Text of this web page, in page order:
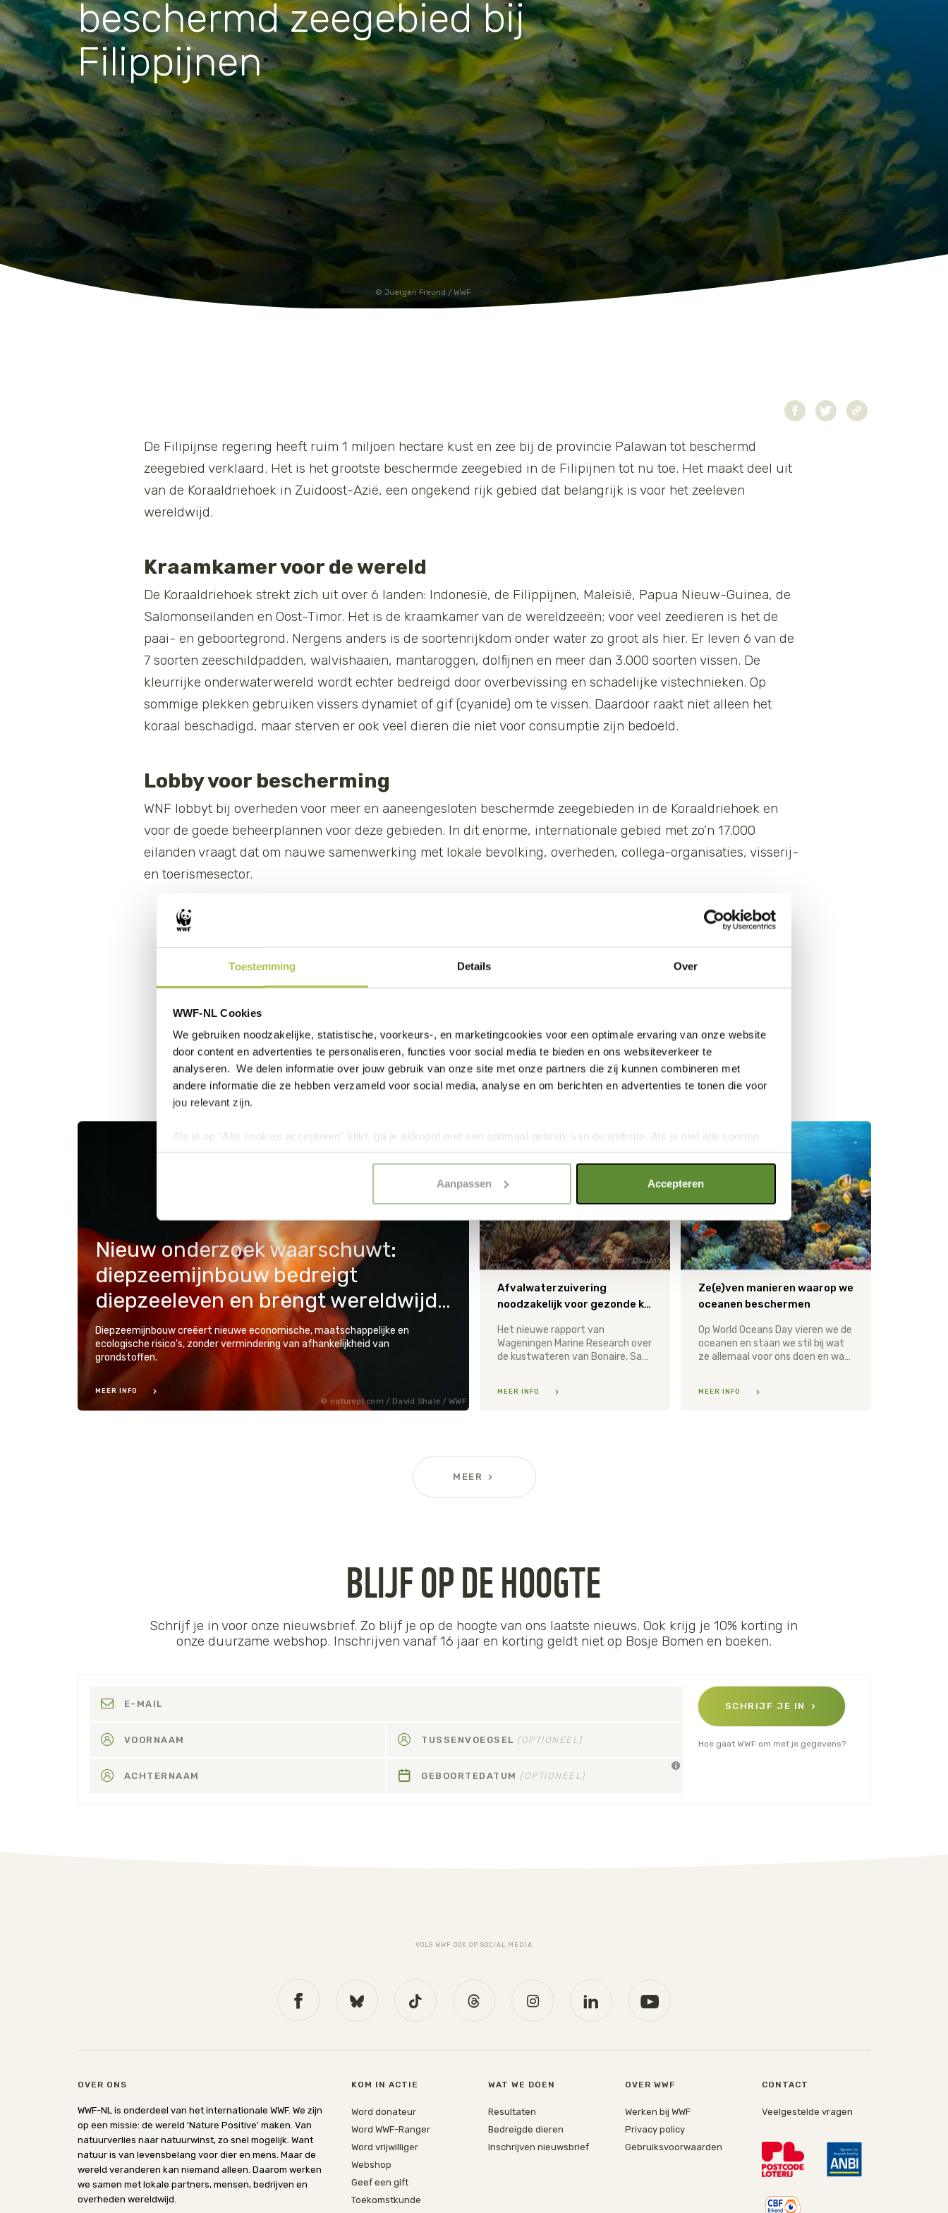
Toestemming Details Over
WWF-NL Cookies
We gebruiken noodzakelijke, statistische, voorkeurs-, en marketingcookies voor een optimale ervaring van onze website
door content en advertenties te personaliseren, functies voor social media te bieden en ons websiteverkeer te
analyseren. We delen informatie over jouw gebruik van onze site met onze partners die zij kunnen combineren met
andere informatie die ze hebben verzameld voor social media, analyse en om berichten en advertenties te tonen die voor
jou relevant zijn.
Als je op "Alle cookies accepteren" klikt, ga je akkoord met een optimaal gebruik van de website. Als je niet alle soorten
cookies wilt toestaan, maak dan jouw keuze in "selectie toestaan" of "alleen noodzakelijke cookies", wat wel gevolgen kan
Aanpassen Accepteren
Notitieboekjes
Speelgoed
Knuffels
Puzzels
Spellen
Kleuren en knutselen
Juergen Freund / WWF
beschermd zeegebied bij
Filippijnen
De Filipijnse regering heeft ruim 1 miljoen hectare kust en zee bij de provincie Palawan tot beschermd
zeegebied verklaard. Het is het grootste beschermde zeegebied in de Filipijnen tot nu toe. Het maakt deel uit
van de Koraaldriehoek in Zuidoost-Azië, een ongekend rijk gebied dat belangrijk is voor het zeeleven
wereldwijd.
Kraamkamer voor de wereld
De Koraaldriehoek strekt zich uit over 6 landen: Indonesië, de Filippijnen, Maleisië, Papua Nieuw-Guinea, de
Salomonseilanden en Oost-Timor. Het is de kraamkamer van de wereldzeeën; voor veel zeedieren is het de
paai- en geboortegrond. Nergens anders is de soortenrijkdom onder water zo groot als hier. Er leven 6 van de
7 soorten zeeschildpadden, walvishaaien, mantaroggen, dolfijnen en meer dan 3.000 soorten vissen. De
kleurrijke onderwaterwereld wordt echter bedreigd door overbevissing en schadelijke vistechnieken. Op
sommige plekken gebruiken vissers dynamiet of gif (cyanide) om te vissen. Daardoor raakt niet alleen het
koraal beschadigd, maar sterven er ook veel dieren die niet voor consumptie zijn bedoeld.
Lobby voor bescherming
WNF lobbyt bij overheden voor meer en aaneengesloten beschermde zeegebieden in de Koraaldriehoek en
voor de goede beheerplannen voor deze gebieden. In dit enorme, internationale gebied met zo’n 17.000
eilanden vraagt dat om nauwe samenwerking met lokale bevolking, overheden, collega-organisaties, visserij-
en toerismesector.
GERELATEERDE ARTIKELEN
Plastic soep
naturepl.com / David Shale / WWF
Nieuw onderzoek waarschuwt:
diepzeemijnbouw bedreigt
diepzeeleven en brengt wereldwijde veiligheid in gevaar
Diepzeemijnbouw creëert nieuwe economische, maatschappelijke en
ecologische risico's, zonder vermindering van afhankelijkheid van
grondstoffen.
MEER INFO
Casper Douma
Afvalwaterzuivering
noodzakelijk voor gezonde koraalriffen in Caribisch Nederland
Het nieuwe rapport van
Wageningen Marine Research over
de kustwateren van Bonaire, Saba en Sint Eustatius laat zien dat de waterkwaliteit in Caribisch Nederland ernstig onder druk staat.
MEER INFO
Ze(e)ven manieren waarop we
oceanen beschermen
Op World Oceans Day vieren we de
oceanen en staan we stil bij wat
ze allemaal voor ons doen en wat we voor hen kunnen doen.
MEER INFO
MEER
BLIJF OP DE HOOGTE
Schrijf je in voor onze nieuwsbrief. Zo blijf je op de hoogte van ons laatste nieuws. Ook krijg je 10% korting in
onze duurzame webshop. Inschrijven vanaf 16 jaar en korting geldt niet op Bosje Bomen en boeken.
E-MAIL
VOORNAAM TUSSENVOEGSEL (OPTIONEEL)
ACHTERNAAM GEBOORTEDATUM (OPTIONEEL)
SCHRIJF JE IN
Hoe gaat WWF om met je gegevens?
VOLG WWF OOK OP SOCIAL MEDIA
OVER ONS
WWF-NL is onderdeel van het internationale WWF. We zijn
op een missie: de wereld 'Nature Positive' maken. Van
natuurverlies naar natuurwinst, zo snel mogelijk. Want
natuur is van levensbelang voor dier en mens. Maar de
wereld veranderen kan niemand alleen. Daarom werken
we samen met lokale partners, mensen, bedrijven en
overheden wereldwijd.
KOM IN ACTIE
Word donateur
Word WWF-Ranger
Word vrijwilliger
Webshop
Geef een gift
Toekomstkunde
WAT WE DOEN
Resultaten
Bedreigde dieren
Inschrijven nieuwsbrief
OVER WWF
Werken bij WWF
Privacy policy
Gebruiksvoorwaarden
CONTACT
Veelgestelde vragen